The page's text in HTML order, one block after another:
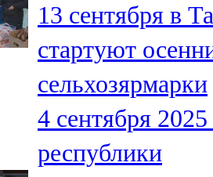
Шәмәрдән
102,3 FM
Яңа чишмә
107,0 FM
Яр Чаллы
13 сентября в
стартуют
сельхозярмарки
4 сентября 2025
республики